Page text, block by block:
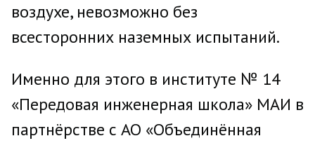
воздухе, невозможно без
всесторонних наземных испытаний.
Именно для этого в институте № 14
«Передовая инженерная школа» МАИ в
партнёрстве с АО «Объединённая